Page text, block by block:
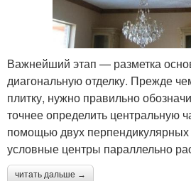
Важнейший этап — разметка
диагональную отделку. Прежде
плитку, нужно правильно
точнее определить центральную
помощью двух
условные центры параллельно
читать дальше →